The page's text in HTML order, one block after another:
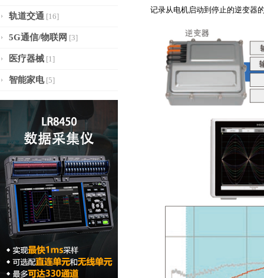
轨道交通 [16]
5G通信/物联网 [3]
医疗器械 [1]
智能家电 [5]
记录从电机启动到停止的逆变器